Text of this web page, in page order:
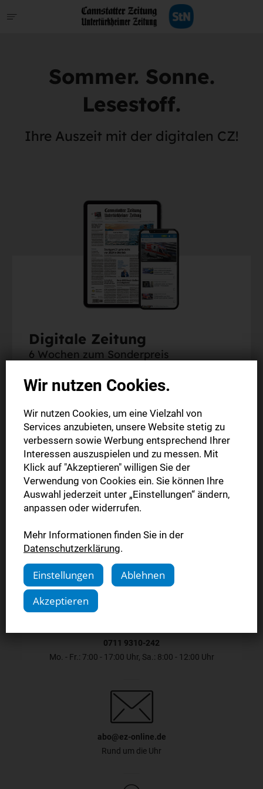
Sommer. Sonne.
Lesestoff.
Ihre Auszeit mit der digitalen CZ!
Digitale Zeitung
6 Wochen zum Sonderpreis
Alle Inhalte auf stuttgarter-nachrichten.de
Die digitale Ausgabe als E-Paper (Mo.-So.) zum
Download
6 Wochen nur
6,00 €
0711 9310-242
Mo. - Fr.: 7:00 - 17:00 Uhr, Sa.: 8:00 - 12:00 Uhr
abo@ez-online.de
Rund um die Uhr
Wir nutzen Cookies.
Wir nutzen Cookies, um eine Vielzahl von
Services anzubieten, unsere Website stetig zu
verbessern sowie Werbung entsprechend Ihrer
Interessen auszuspielen und zu messen. Mit
Klick auf "Akzeptieren" willigen Sie der
Verwendung von Cookies ein. Sie können Ihre
Auswahl jederzeit unter „Einstellungen“ ändern,
anpassen oder widerrufen.
Mehr Informationen finden Sie in der
Datenschutzerklärung.
Einstellungen
Ablehnen
Akzeptieren